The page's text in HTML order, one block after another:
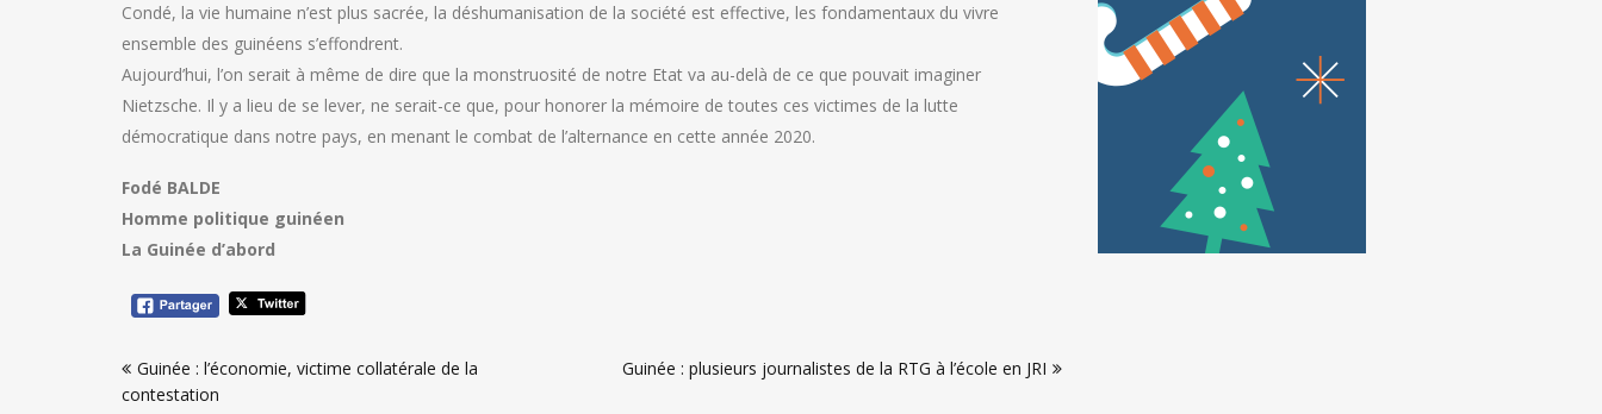
Condé, la vie humaine n’est plus sacrée, la déshumanisation de la société est effective, les fondamentaux du vivre
ensemble des guinéens s’effondrent.
Aujourd’hui, l’on serait à même de dire que la monstruosité de notre Etat va au-delà de ce que pouvait imaginer
Nietzsche. Il y a lieu de se lever, ne serait-ce que, pour honorer la mémoire de toutes ces victimes de la lutte
démocratique dans notre pays, en menant le combat de l’alternance en cette année 2020.
Fodé BALDE
Homme politique guinéen
La Guinée d’abord
deGuinée : l’économie, victime collatérale de la
contestation
Guinée : plusieurs journalistes de la RTG à l’école en JRI